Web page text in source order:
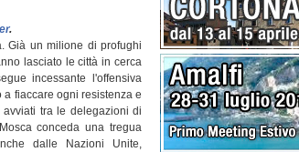
.
Già un milione di profughi
lasciato le città in cerca
incessante l'offensiva
fiaccare ogni resistenza e
tra le delegazioni di
conceda una tregua
dalle Nazioni Unite,